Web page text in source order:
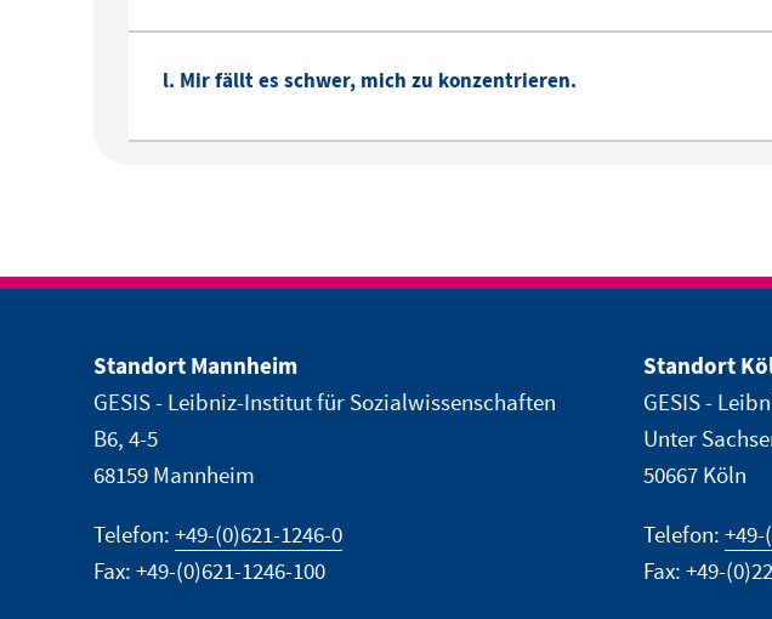
l. Mir fällt es schwer, mich zu konzentrieren.
Standort Mannheim
GESIS - Leibniz-Institut für Sozialwissenschaften
B6, 4-5
68159 Mannheim
Telefon: +49-(0)621-1246-0
Fax: +49-(0)621-1246-100
Standort
GESIS -
Unter
50667 Köln
Telefon: +49-
Fax: +49-